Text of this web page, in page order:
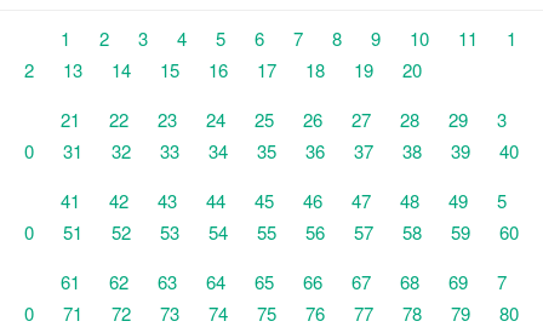
1 2 3 4 5 6 7 8 9 10 11
1
2
13 14 15 16 17 18 19
20
21
22 23 24 25 26 27 28 29
3
0
31 32 33 34 35 36 37 38 39
40
41
42 43 44 45 46 47 48 49
5
0
51 52 53 54 55 56 57 58 59
60
61
62 63 64 65 66 67 68 69
7
0
71 72 73 74 75 76 77 78 79
80